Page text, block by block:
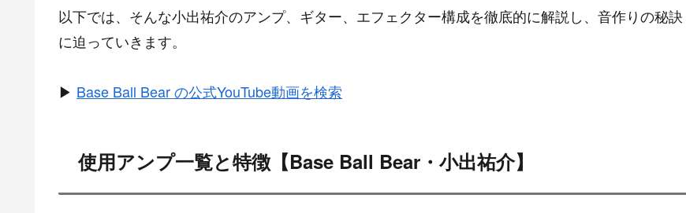
以下では、そんな小出祐介のアンプ、ギター、エフェクター構成を徹底的に解説し、音作りの秘訣
に迫っていきます。
▶ Base Ball Bear の公式YouTube動画を検索
使用アンプ一覧と特徴【Base Ball Bear・小出祐介】